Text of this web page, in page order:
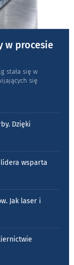
w procesie
stała się w
się
Dzięki
lidera wsparta
Jak laser i